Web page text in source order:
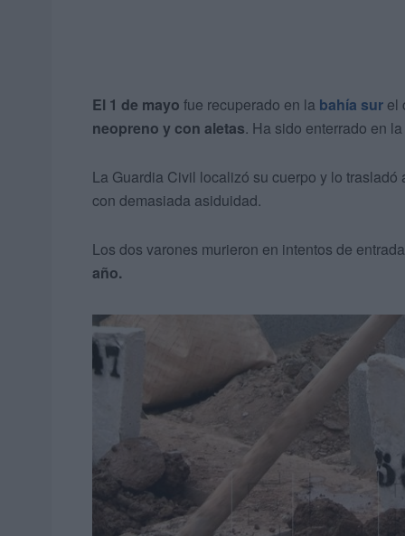
El 1 de mayo fue recuperado en la bahía sur el
neopreno y con aletas. Ha sido enterrado en la
La Guardia Civil localizó su cuerpo y lo
con demasiada asiduidad.
Los dos varones murieron en intentos de
año.